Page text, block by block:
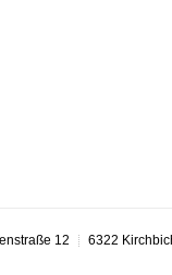
12 6322